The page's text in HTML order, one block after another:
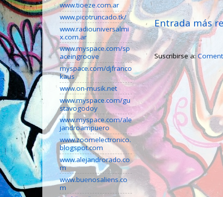
Entrada más
Suscribirse a:
www.tioeze.com.ar
www.picotruncado.tk/
www.radiouniversalmi
x.com.ar
www.myspace.com/sp
aceingroove
myspace.com/djfranco
kaus
www.on-musik.net
www.myspace.com/gu
stavogodoy
www.myspace.com/ale
jandroampuero
www.zoomelectronico.
blogspot.com
www.alejandrorado.co
m
www.buenosaliens.co
m